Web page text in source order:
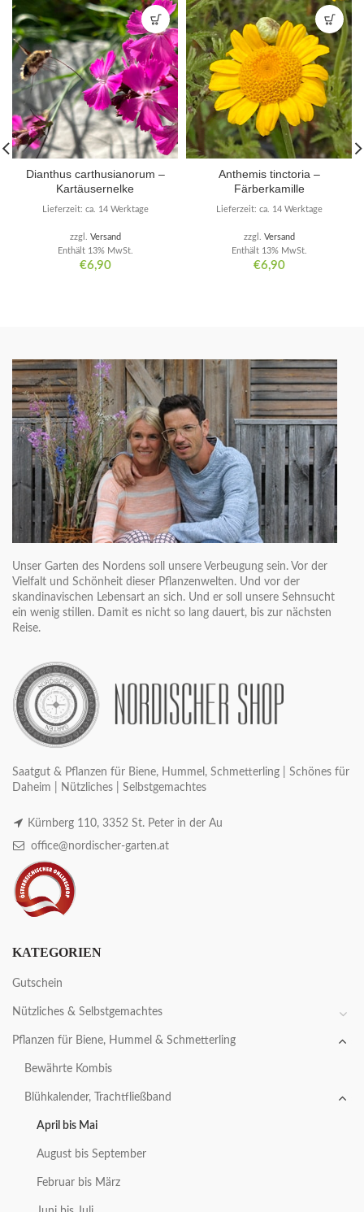
Dianthus carthusianorum –
Kartäusernelke
€6,90
Enthält 13% MwSt.
zzgl. Versand
Lieferzeit: ca. 14 Werktage
Anthemis tinctoria –
Färberkamille
€6,90
Enthält 13% MwSt.
zzgl. Versand
Lieferzeit: ca. 14 Werktage
Unser Garten des Nordens soll unsere Verbeugung sein. Vor der
Vielfalt und Schönheit dieser Pflanzenwelten. Und vor der
skandinavischen Lebensart an sich. Und er soll unsere Sehnsucht
ein wenig stillen. Damit es nicht so lang dauert, bis zur nächsten
Reise.
Saatgut & Pflanzen für Biene, Hummel, Schmetterling | Schönes für
Daheim | Nützliches | Selbstgemachtes
Kürnberg 110, 3352 St. Peter in der Au
office@nordischer-garten.at
KATEGORIEN
Gutschein
Nützliches & Selbstgemachtes
Pflanzen für Biene, Hummel & Schmetterling
Bewährte Kombis
Blühkalender, Trachtfließband
April bis Mai
August bis September
Februar bis März